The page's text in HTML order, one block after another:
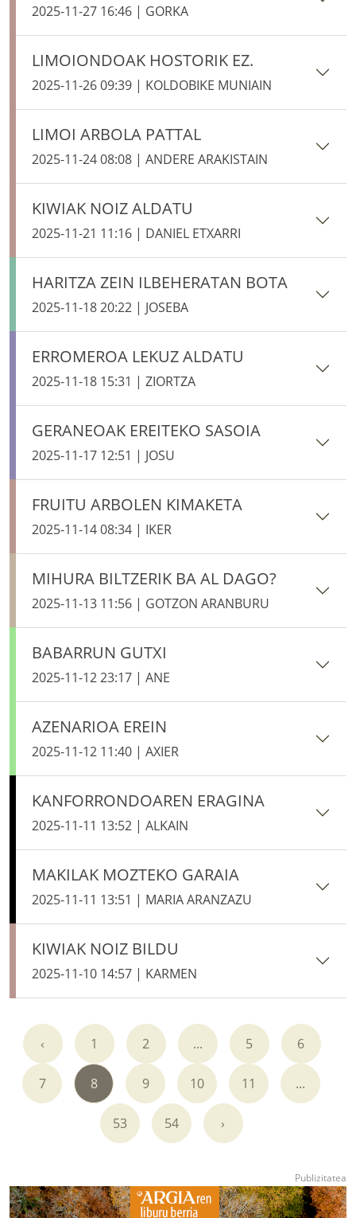
2025-11-27 16:46 | GORKA
LIMOIONDOAK HOSTORIK EZ.
2025-11-26 09:39 | KOLDOBIKE MUNIAIN
LIMOI ARBOLA PATTAL
2025-11-24 08:08 | ANDERE ARAKISTAIN
KIWIAK NOIZ ALDATU
2025-11-21 11:16 | DANIEL ETXARRI
HARITZA ZEIN ILBEHERATAN BOTA
2025-11-18 20:22 | JOSEBA
ERROMEROA LEKUZ ALDATU
2025-11-18 15:31 | ZIORTZA
GERANEOAK EREITEKO SASOIA
2025-11-17 12:51 | JOSU
FRUITU ARBOLEN KIMAKETA
2025-11-14 08:34 | IKER
MIHURA BILTZERIK BA AL DAGO?
2025-11-13 11:56 | GOTZON ARANBURU
BABARRUN GUTXI
2025-11-12 23:17 | ANE
AZENARIOA EREIN
2025-11-12 11:40 | AXIER
KANFORRONDOAREN ERAGINA
2025-11-11 13:52 | ALKAIN
MAKILAK MOZTEKO GARAIA
2025-11-11 13:51 | MARIA ARANZAZU
KIWIAK NOIZ BILDU
2025-11-10 14:57 | KARMEN
‹ 1 2 ... 5 6
7 8 9 10 11 ...
53 54 ›